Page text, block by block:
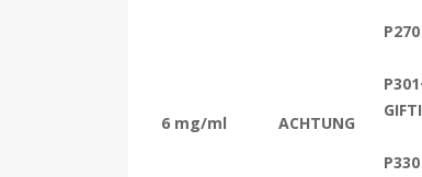
6 mg/ml ACHTUNG